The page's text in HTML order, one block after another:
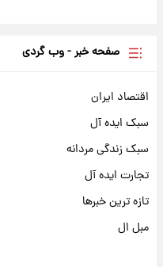
صفحه خبر - وب گردی
اقتصاد ایران
سبک ایده آل
سبک زندگی مردانه
تجارت ایده آل
تازه ترین خبرها
مبل ال